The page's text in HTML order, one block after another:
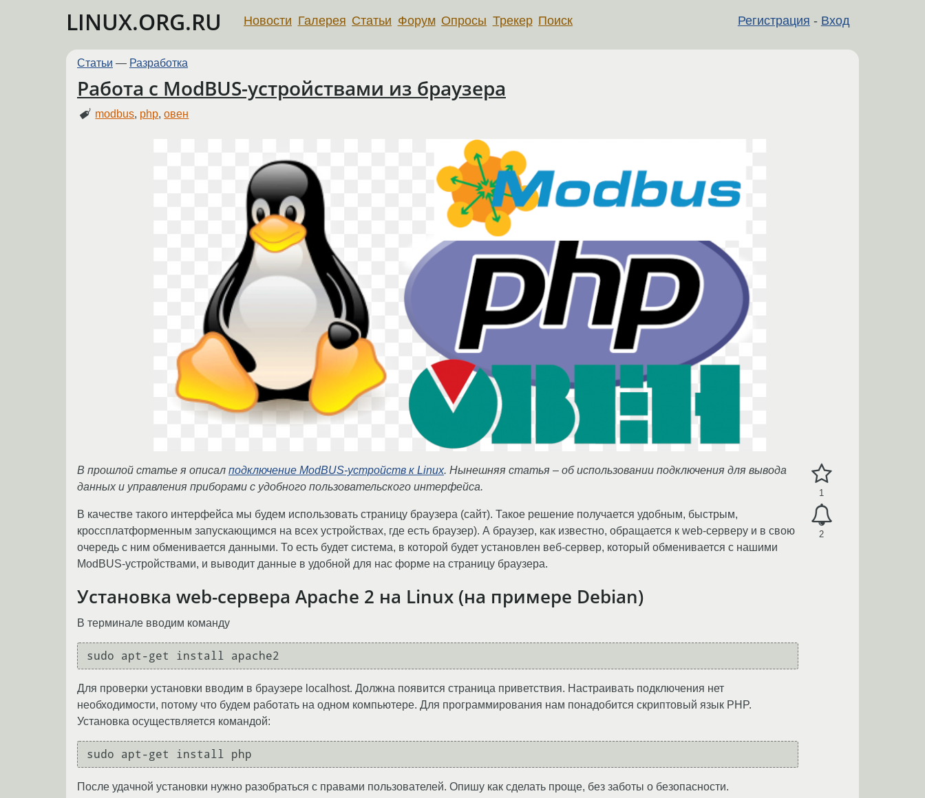
LINUX.ORG.RU Регистрация - Вход
Новости Галерея Статьи Форум Опросы Трекер Поиск
Статьи — Разработка
Работа с ModBUS-устройствами из браузера
modbus, php,овен
1
2
В прошлой статье я описал подключение ModBUS-устройств к Linux. Нынешняя статья – об использовании подключения для вывода
данных и управления приборами с удобного пользовательского интерфейса.
В качестве такого интерфейса мы будем использовать страницу браузера (сайт). Такое решение получается удобным, быстрым,
кроссплатформенным запускающимся на всех устройствах, где есть браузер). А браузер, как известно, обращается к web-серверу и в свою
очередь с ним обменивается данными. То есть будет система, в которой будет установлен веб-сервер, который обменивается с нашими
ModBUS-устройствами, и выводит данные в удобной для нас форме на страницу браузера.
Установка web-сервера Apache 2 на Linux (на примере Debian)
В терминале вводим команду
Для проверки установки вводим в браузере localhost. Должна появится страница приветствия. Настраивать подключения нет
необходимости, потому что будем работать на одном компьютере. Для программирования нам понадобится скриптовый язык PHP.
Установка осуществляется командой:
После удачной установки нужно разобраться с правами пользователей. Опишу как сделать проще, без заботы о безопасности.